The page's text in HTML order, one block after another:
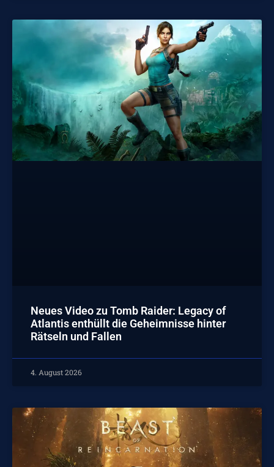
Neues Video zu Tomb Raider: Legacy of
Atlantis enthüllt die Geheimnisse hinter
Rätseln und Fallen
4. August 2026